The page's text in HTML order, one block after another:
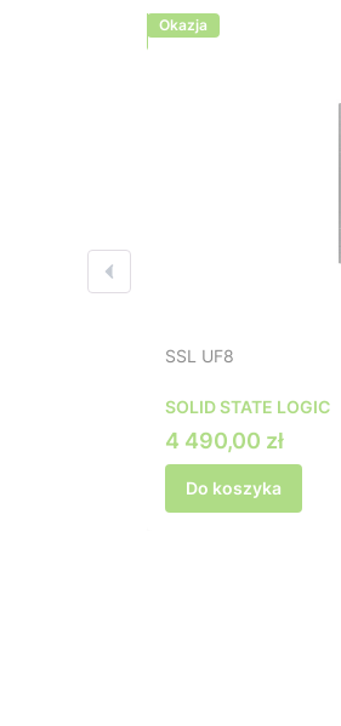
Okazja
SSL UF8
SOLID STATE LOGIC
Cena promocyjna
4 490,00 zł
Do koszyka